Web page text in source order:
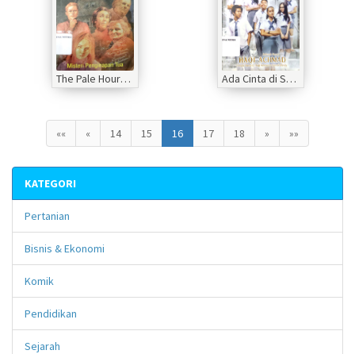
The Pale Hourse Misteri Penginapan Tua Ada Cinta di SMA
«« « 14 15 16 17 18 » »»
KATEGORI
Pertanian
Bisnis & Ekonomi
Komik
Pendidikan
Sejarah